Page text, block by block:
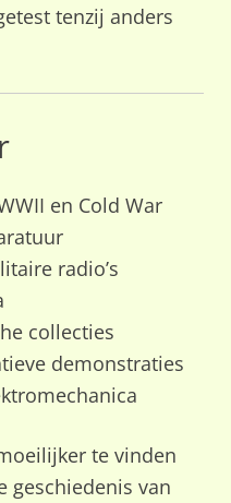
tenzij anders
en Cold War
radio’s
collecties
demonstraties
te vinden
geschiedenis van